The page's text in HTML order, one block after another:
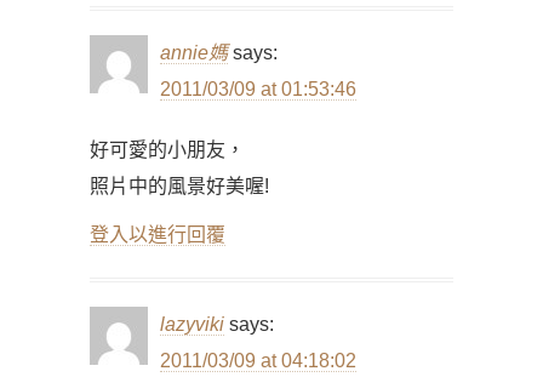
annie媽 says:
2011/03/09 at 01:53:46
好可愛的小朋友，
照片中的風景好美喔!
登入以進行回覆
lazyviki says:
2011/03/09 at 04:18:02